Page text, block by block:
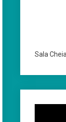
Sala Cheia